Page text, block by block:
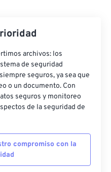
archivos: los
de seguridad
seguros, ya sea que
o un documento. Con
seguros y monitoreo
de la seguridad de
compromiso con la